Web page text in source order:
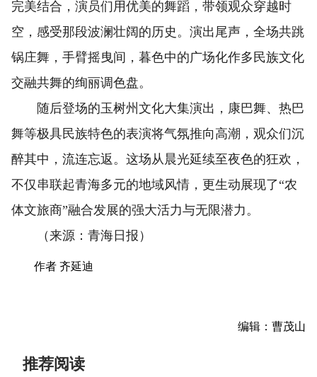
完美结合，演员们用优美的舞蹈，带领观众穿越时
空，感受那段波澜壮阔的历史。演出尾声，全场共跳
锅庄舞，手臂摇曳间，暮色中的广场化作多民族文化
交融共舞的绚丽调色盘。
随后登场的玉树州文化大集演出，康巴舞、热巴
舞等极具民族特色的表演将气氛推向高潮，观众们沉
醉其中，流连忘返。这场从晨光延续至夜色的狂欢，
不仅串联起青海多元的地域风情，更生动展现了“农
体文旅商”融合发展的强大活力与无限潜力。
（来源：青海日报）
作者 齐延迪
编辑：曹茂山
推荐阅读